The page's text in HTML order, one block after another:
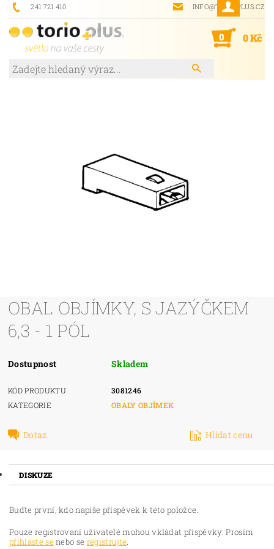
241 721 410 INFO@TORIOPLUS.CZ
0 0 Kč
OBAL OBJÍMKY, S JAZÝČKEM
6,3 - 1 PÓL
Dostupnost Skladem
KÓD PRODUKTU
3081246
KATEGORIE
OBALY OBJÍMEK
Dotaz Hlídat cenu
DISKUZE
Buďte první, kdo napíše příspěvek k této položce.
Pouze registrovaní uživatelé mohou vkládat příspěvky. Prosím
přihlaste senebo se registrujte.